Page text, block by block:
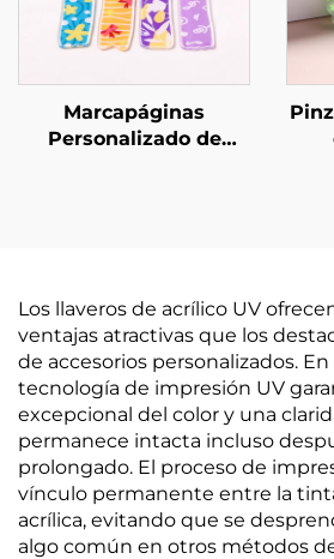
Marcapáginas
Personalizado de
Los llaveros de acrílico UV
ventajas atractivas que los
de accesorios personalizados.
tecnología de impresión UV
excepcional del color y una
permanece intacta incluso
prolongado. El proceso de
vínculo permanente entre la
acrílica, evitando que se
algo común en otros métodos